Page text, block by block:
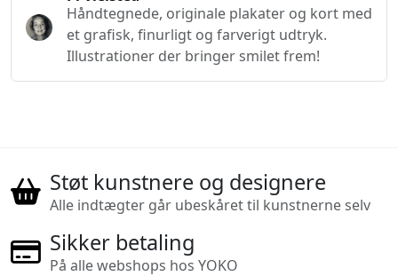
Håndtegnede, originale plakater og kort med
et grafisk, finurligt og farverigt udtryk.
Illustrationer der bringer smilet frem!
Støt kunstnere og designere
Alle indtægter går ubeskåret til kunstnerne selv
Sikker betaling
På alle webshops hos YOKO